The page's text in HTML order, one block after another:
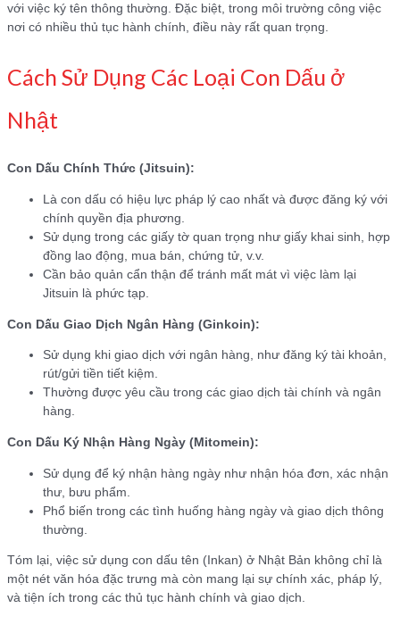
với việc ký tên thông thường. Đặc biệt, trong môi trường công việc
nơi có nhiều thủ tục hành chính, điều này rất quan trọng.
Cách Sử Dụng Các Loại Con Dấu ở
Nhật
Con Dấu Chính Thức (Jitsuin):
Là con dấu có hiệu lực pháp lý cao nhất và được đăng ký với
chính quyền địa phương.
Sử dụng trong các giấy tờ quan trọng như giấy khai sinh, hợp
đồng lao động, mua bán, chứng tử, v.v.
Cần bảo quản cẩn thận để tránh mất mát vì việc làm lại
Jitsuin là phức tạp.
Con Dấu Giao Dịch Ngân Hàng (Ginkoin):
Sử dụng khi giao dịch với ngân hàng, như đăng ký tài khoản,
rút/gửi tiền tiết kiệm.
Thường được yêu cầu trong các giao dịch tài chính và ngân
hàng.
Con Dấu Ký Nhận Hàng Ngày (Mitomein):
Sử dụng để ký nhận hàng ngày như nhận hóa đơn, xác nhận
thư, bưu phẩm.
Phổ biến trong các tình huống hàng ngày và giao dịch thông
thường.
Tóm lại, việc sử dụng con dấu tên (Inkan) ở Nhật Bản không chỉ là
một nét văn hóa đặc trưng mà còn mang lại sự chính xác, pháp lý,
và tiện ích trong các thủ tục hành chính và giao dịch.